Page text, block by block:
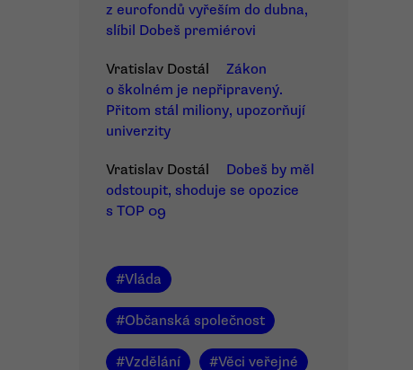
z eurofondů vyřeším do dubna,
slíbil Dobeš premiérovi
Vratislav Dostál
Zákon
o školném je nepřipravený.
Přitom stál miliony, upozorňují
univerzity
Vratislav Dostál
Dobeš by měl
odstoupit, shoduje se opozice
s TOP 09
#Vláda
#Občanská společnost
#Vzdělání #Věci veřejné